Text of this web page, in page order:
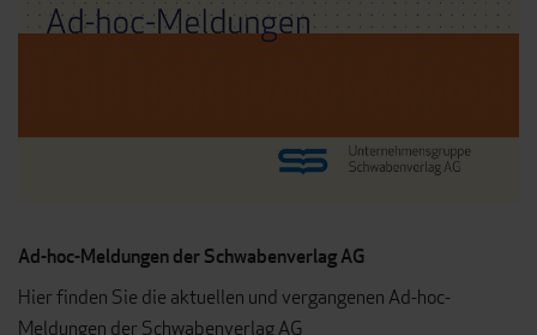
Ad-hoc-Meldungen der Schwabenverlag AG
Hier finden Sie die aktuellen und vergangenen Ad-hoc-
Meldungen der Schwabenverlag AG